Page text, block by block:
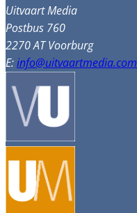
Uitvaart Media
Postbus 760
2270 AT Voorburg
E:info@uitvaartmedia.com